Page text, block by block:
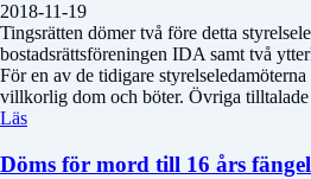
2018-11-19
Tingsrätten dömer två före detta
bostadsrättsföreningen IDA samt två
För en av de tidigare
villkorlig dom och böter. Övriga tilltalade
Läs
Döms för mord till 16 års